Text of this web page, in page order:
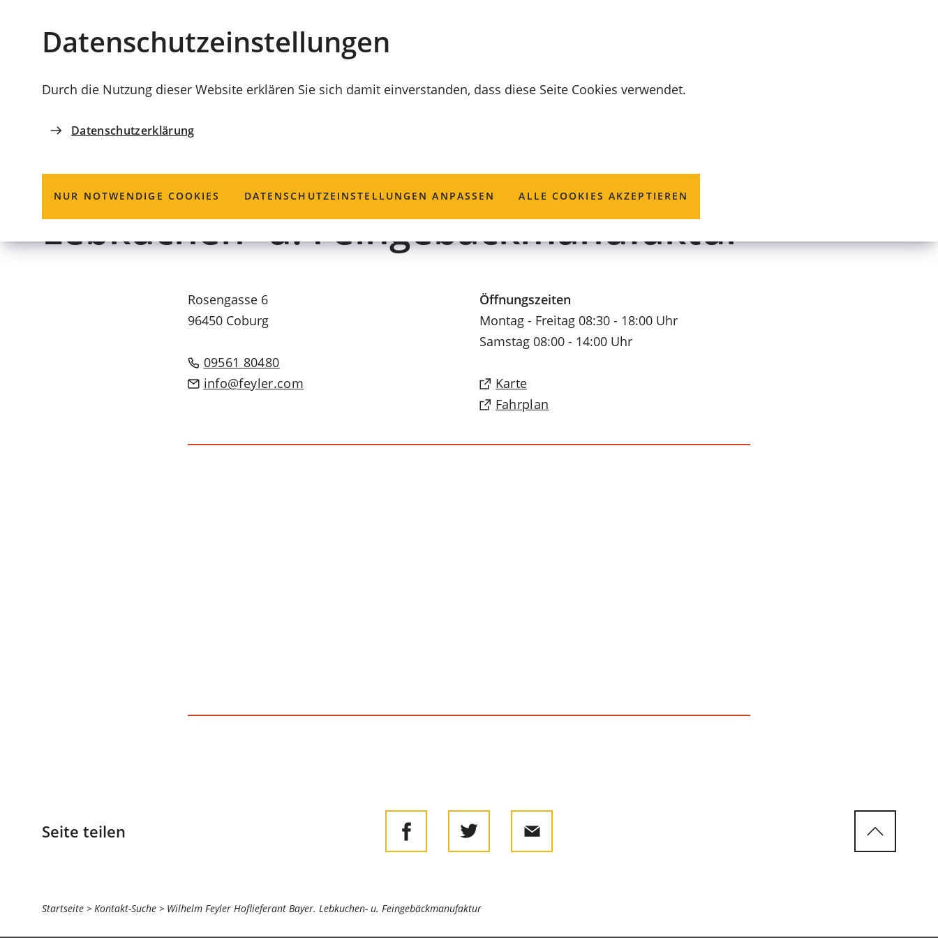
Datenschutz­einstellungen
Durch die Nutzung dieser Website erklären Sie sich damit einverstanden, dass diese Seite Cookies verwendet.
Datenschutzerklärung
NUR NOTWENDIGE COOKIES DATENSCHUTZ­EINSTELLUNGEN ANPASSEN ALLE COOKIES AKZEPTIEREN
Coburg
INNENSTADT ERLEBEN
Wilhelm Feyler Hoflieferant Bayer.
Lebkuchen- u. Feingebäckmanufaktur
Rosengasse 6
96450 Coburg
09561 80480
info
feyler com
Öffnungszeiten
Montag - Freitag 08:30 - 18:00 Uhr
Samstag 08:00 - 14:00 Uhr
Karte
(Öffnet
in
neuen
Fahrplan
(Öffnet
einem
Seite teilen
Sie
befinden
Startseite Kontakt-Suche Wilhelm Feyler Hoflieferant Bayer. Lebkuchen- u. Feingebäckmanufaktur